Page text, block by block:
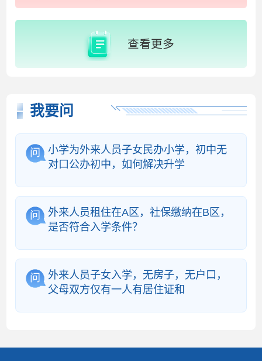
查看更多
我要问
问
小学为外来人员子女民办小学，初中无
对口公办初中，如何解决升学
问
外来人员租住在A区，社保缴纳在B区，
是否符合入学条件？
问
外来人员子女入学，无房子，无户口，
父母双方仅有一人有居住证和